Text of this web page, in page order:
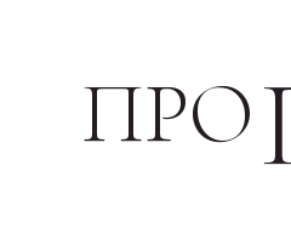
ПРО